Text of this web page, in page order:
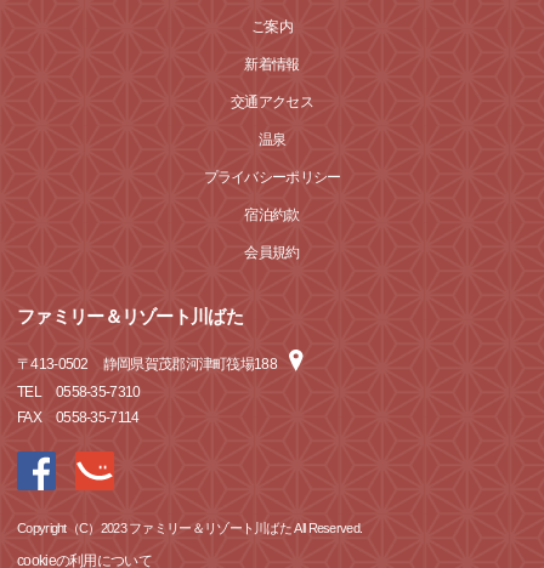
ご案内
新着情報
交通アクセス
温泉
プライバシーポリシー
宿泊約款
会員規約
ファミリー＆リゾート川ばた
〒413-0502
静岡県賀茂郡河津町筏場188
TEL
0558-35-7310
FAX
0558-35-7114
Copyright（C）2023 ファミリー＆リゾート川ばた All Reserved.
cookieの利用について